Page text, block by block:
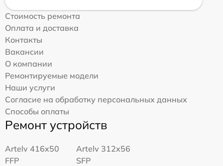
Стоимость ремонта
Оплата и доставка
Контакты
Вакансии
О компании
Ремонтируемые модели
Наши услуги
Согласие на обработку персональных данных
Способы оплаты
Ремонт устройств
Artelv 416x50
FFP
Artelv 312x56
SFP